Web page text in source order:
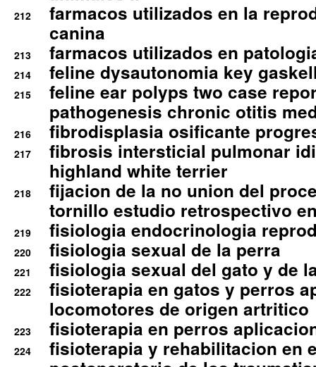
212
farmacos utilizados en la
canina
213 farmacos utilizados en
214 feline dysautonomia key
215
feline ear polyps two case
pathogenesis chronic otitis
216 fibrodisplasia osificante
217
fibrosis intersticial pulmonar
highland white terrier
218
fijacion de la no union del
tornillo estudio retrospectivo
219 fisiologia endocrinologia
220 fisiologia sexual de la perra
221 fisiologia sexual del gato y de
222
fisioterapia en gatos y perros
locomotores de origen artritico
223 fisioterapia en perros
224
fisioterapia y rehabilitacion en